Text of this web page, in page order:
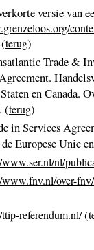
versie van
(terug)
Trade &
en Canada.
(terug)
in Services
Europese Unie
nl/
www.fnv.nl/over-
referendum.nl/(